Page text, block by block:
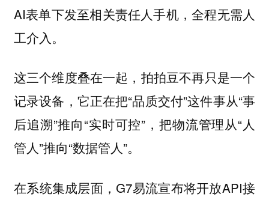
AI表单下发至相关责任人手机，全程无需人
工介入。
这三个维度叠在一起，拍拍豆不再只是一个
记录设备，它正在把“品质交付”这件事从“事
后追溯”推向“实时可控”，把物流管理从“人
管人”推向“数据管人”。
在系统集成层面，G7易流宣布将开放API接